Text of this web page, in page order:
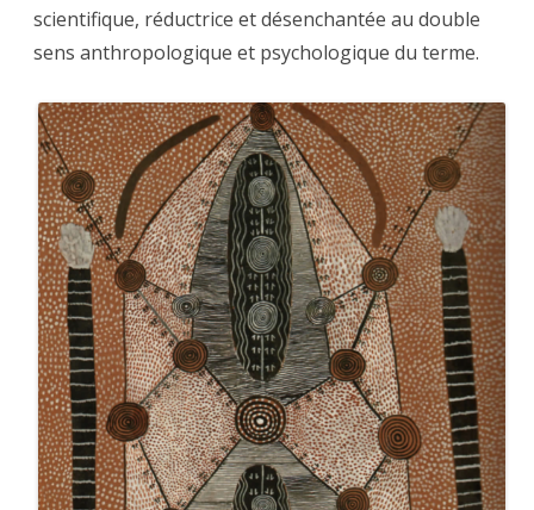
scientifique, réductrice et désenchantée au double
sens anthropologique et psychologique du terme.